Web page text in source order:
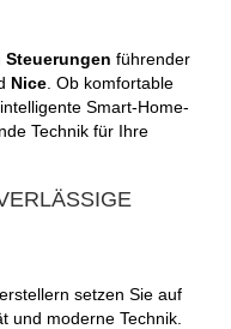
Steuerungen führender
Nice . Ob komfortable
Smart-Home-
Technik für Ihre
setzen Sie auf
und moderne Technik.